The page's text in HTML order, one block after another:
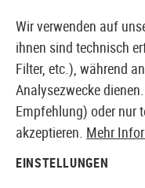
EUROPÄISCHER
Wir verwenden auf
ihnen sind technisch
Filter, etc.), während
Analysezwecke
Empfehlung) oder nur
akzeptieren. Mehr
EINSTELLUNGEN